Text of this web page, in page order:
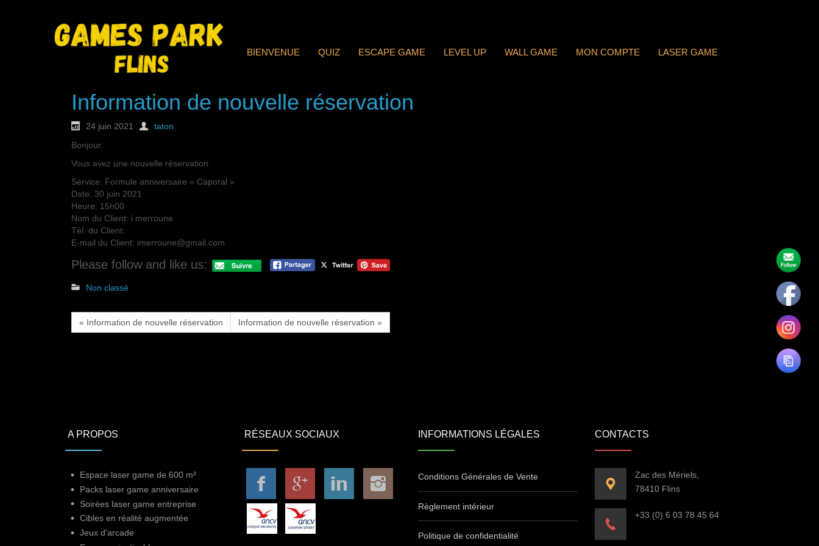
BIENVENUE QUIZ ESCAPE GAME LEVEL UP WALL GAME MON COMPTE LASER GAME
Information de nouvelle réservation
24 juin 2021
taton
Bonjour.
Vous avez une nouvelle réservation.
Service: Formule anniversaire « Caporal »
Date: 30 juin 2021
Heure: 15h00
Nom du Client: i merroune
Tél. du Client:
E-mail du Client: imerroune@gmail.com
Please follow and like us:
Non classé
« Information de nouvelle réservation Information de nouvelle réservation »
A PROPOS
Espace laser game de 600 m²
Packs laser game anniversaire
Soirées laser game entreprise
Cibles en réalité augmentée
Jeux d'arcade
RÉSEAUX SOCIAUX INFORMATIONS LÉGALES
Conditions Générales de Vente
Règlement intérieur
Politique de confidentialité
CONTACTS
Zac des Mériels,
78410 Flins
+33 (0) 6 03 78 45 64